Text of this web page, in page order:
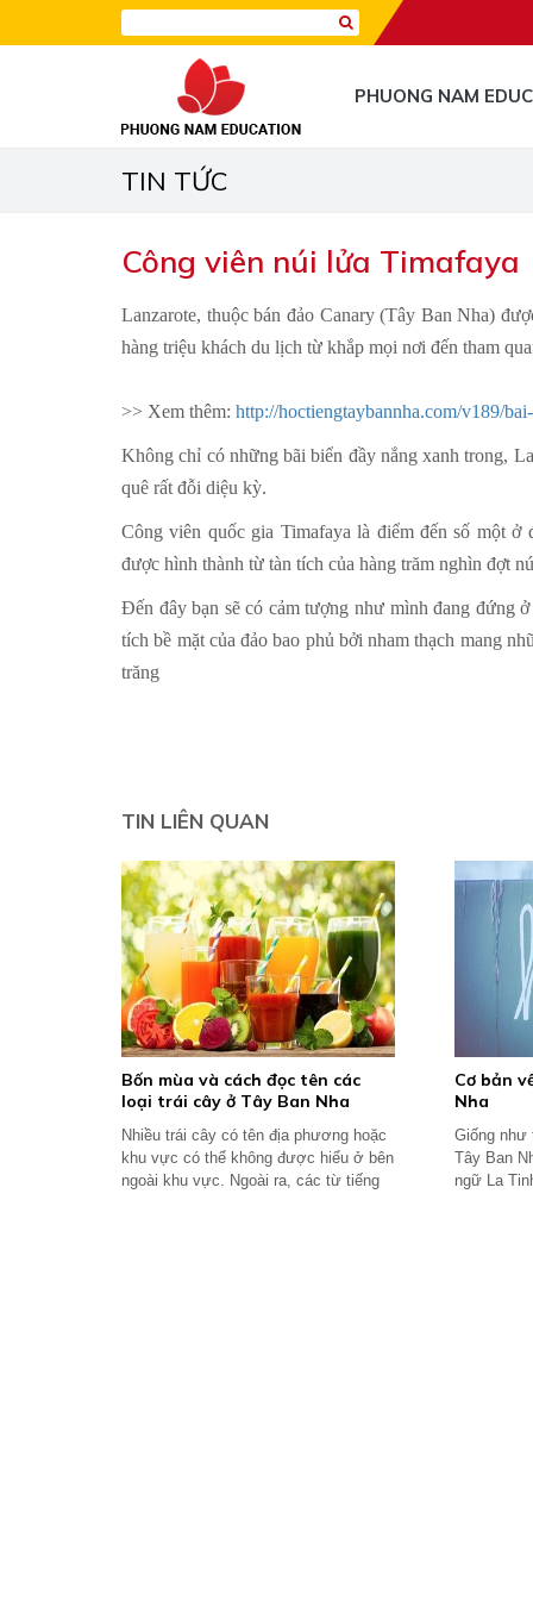
PHUONG NAM
TIN TỨC
Công viên núi lửa Timafaya
Lanzarote, thuộc bán đảo Canary (Tây Ban Nha)
hàng triệu khách du lịch từ khắp mọi nơi đến tham
>> Xem thêm: http://hoctiengtaybannha.com/v189/
Không chỉ có những bãi biển đầy nắng xanh trong,
quê rất đỗi diệu kỳ.
Công viên quốc gia Timafaya là điểm đến số một
được hình thành từ tàn tích của hàng trăm nghìn đợt
Đến đây bạn sẽ có cảm tượng như mình đang đứng
tích bề mặt của đảo bao phủ bởi nham thạch mang
trăng
TIN LIÊN QUAN
Bốn mùa và cách đọc tên các
loại trái cây ở Tây Ban Nha
Nhiều trái cây có tên địa phương hoặc
khu vực có thể không được hiểu ở bên
ngoài khu vực. Ngoài ra, các từ tiếng
Cơ bản
Nha
Giống như
Tây Ban
ngữ La